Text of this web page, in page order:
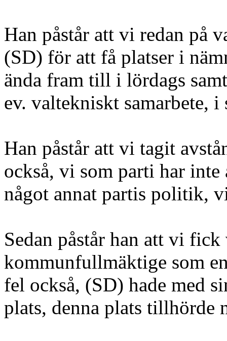
Han påstår att vi redan på
(SD) för att få platser i
ända fram till i lördags
ev. valtekniskt samarbete,
Han påstår att vi tagit
också, vi som parti har
något annat partis politik,
Sedan påstår han att vi
kommunfullmäktige som
fel också, (SD) hade med
plats, denna plats tillhörde